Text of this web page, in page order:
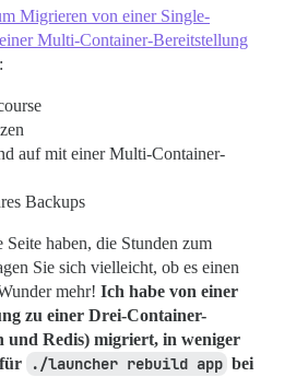
Migrieren von einer Single-
Multi-Container-Bereitstellung
auf mit einer Multi-Container-
Backups
haben, die Stunden zum
Sie sich vielleicht, ob es einen
mehr! Ich habe von einer
zu einer Drei-Container-
und Redis) migriert, in weniger
./launcher rebuild app bei